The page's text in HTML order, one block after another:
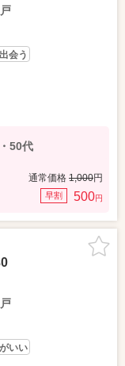
会う
50代
通常価格 1,000円
早割 500円
いい